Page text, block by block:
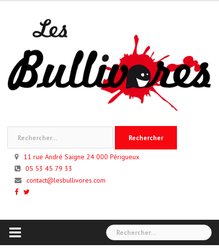
11 rue André Saigne 24 000 Périgueux
05 53 45 79 33
contact@lesbullivores.com
Rechercher :